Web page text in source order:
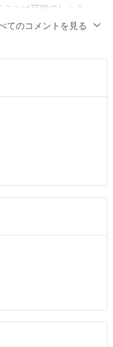
とは可能でしょう
てのコメントを見る